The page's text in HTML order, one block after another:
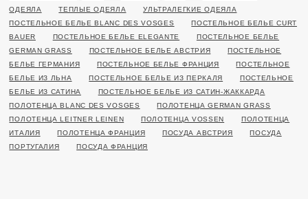
ОДЕЯЛА
ТЕПЛЫЕ ОДЕЯЛА
УЛЬТРАЛЕГКИЕ ОДЕЯЛА
ПОСТЕЛЬНОЕ БЕЛЬЕ BLANC DES VOSGES
ПОСТЕЛЬНОЕ БЕЛЬЕ CURT
BAUER
ПОСТЕЛЬНОЕ БЕЛЬЕ ELEGANTE
ПОСТЕЛЬНОЕ БЕЛЬЕ
GERMAN GRASS
ПОСТЕЛЬНОЕ БЕЛЬЕ АВСТРИЯ
ПОСТЕЛЬНОЕ
БЕЛЬЕ ГЕРМАНИЯ
ПОСТЕЛЬНОЕ БЕЛЬЕ ФРАНЦИЯ
ПОСТЕЛЬНОЕ
БЕЛЬЕ ИЗ ЛЬНА
ПОСТЕЛЬНОЕ БЕЛЬЕ ИЗ ПЕРКАЛЯ
ПОСТЕЛЬНОЕ
БЕЛЬЕ ИЗ САТИНА
ПОСТЕЛЬНОЕ БЕЛЬЕ ИЗ САТИН-ЖАККАРДА
ПОЛОТЕНЦА BLANC DES VOSGES
ПОЛОТЕНЦА GERMAN GRASS
ПОЛОТЕНЦА LEITNER LEINEN
ПОЛОТЕНЦА VOSSEN
ПОЛОТЕНЦА
ИТАЛИЯ
ПОЛОТЕНЦА ФРАНЦИЯ ПОСУДА АВСТРИЯ
ПОСУДА
ПОРТУГАЛИЯ
ПОСУДА ФРАНЦИЯ